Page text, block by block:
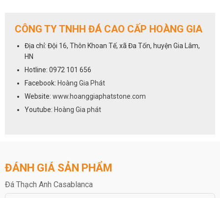
CÔNG TY TNHH ĐÁ CAO CẤP HOÀNG GIA
Địa chỉ: Đội 16, Thôn Khoan Tế, xã Đa Tốn, huyện Gia Lâm,
HN
Hotline: 0972 101 656
Facebook: Hoàng Gia Phát
Website: www.hoanggiaphatstone.com
Youtube: Hoàng Gia phát
ĐÁNH GIÁ SẢN PHẨM
Đá Thạch Anh Casablanca